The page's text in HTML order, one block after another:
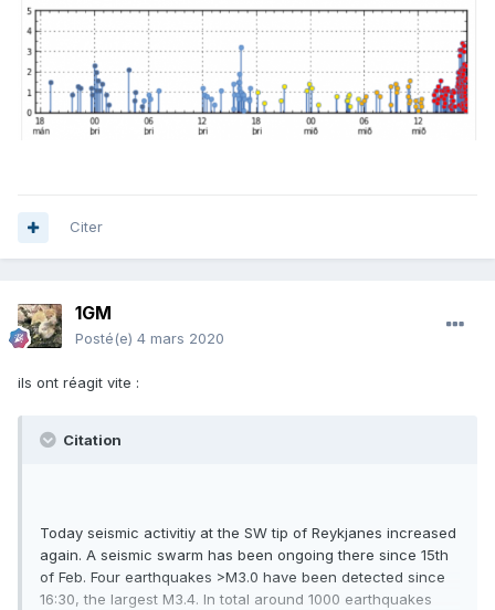
Citer
1GM
Posté(e) 4 mars 2020
ils ont réagit vite :
Citation
Today seismic activitiy at the SW tip of Reykjanes increased
again. A seismic swarm has been ongoing there since 15th
of Feb. Four earthquakes >M3.0 have been detected since
16:30, the largest M3.4. In total around 1000 earthquakes